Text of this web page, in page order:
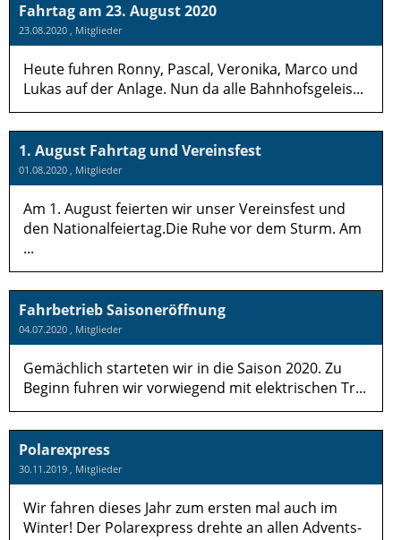
Fahrtag am 23. August 2020
23.08.2020 , Mitglieder
Heute fuhren Ronny, Pascal, Veronika, Marco und
Lukas auf der Anlage. Nun da alle Bahnhofsgeleis...
1. August Fahrtag und Vereinsfest
01.08.2020 , Mitglieder
Am 1. August feierten wir unser Vereinsfest und
den Nationalfeiertag.Die Ruhe vor dem Sturm. Am
...
Fahrbetrieb Saisoneröffnung
04.07.2020 , Mitglieder
Gemächlich starteten wir in die Saison 2020. Zu
Beginn fuhren wir vorwiegend mit elektrischen Tr...
Polarexpress
30.11.2019 , Mitglieder
Wir fahren dieses Jahr zum ersten mal auch im
Winter! Der Polarexpress drehte an allen Advents-